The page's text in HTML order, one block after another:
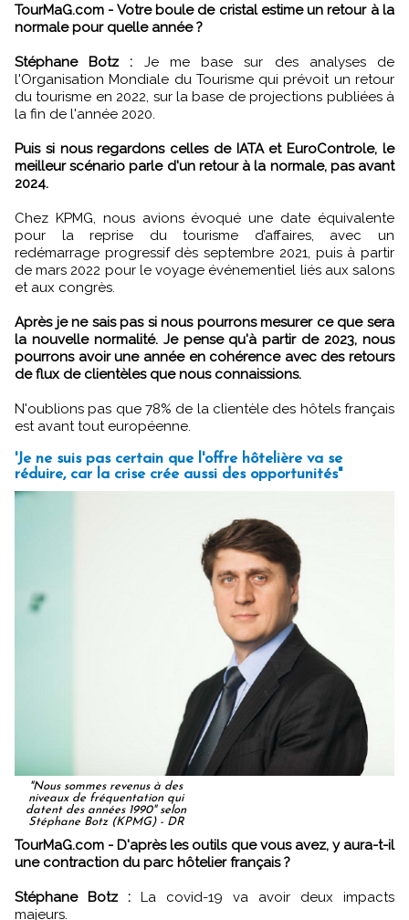
TourMaG.com - Votre boule de cristal estime un retour à la
normale pour quelle année ?
Stéphane Botz : Je me base sur des analyses de
l'Organisation Mondiale du Tourisme qui prévoit un retour
du tourisme en 2022, sur la base de projections publiées à
la fin de l'année 2020.
Puis si nous regardons celles de IATA et EuroControle, le
meilleur scénario parle d'un retour à la normale, pas avant
2024.
Chez KPMG, nous avions évoqué une date équivalente
pour la reprise du tourisme d’affaires, avec un
redémarrage progressif dès septembre 2021, puis à partir
de mars 2022 pour le voyage événementiel liés aux salons
et aux congrès.
Après je ne sais pas si nous pourrons mesurer ce que sera
la nouvelle normalité. Je pense qu'à partir de 2023, nous
pourrons avoir une année en cohérence avec des retours
de flux de clientèles que nous connaissions.
N'oublions pas que 78% de la clientèle des hôtels français
est avant tout européenne.
'Je ne suis pas certain que l'offre hôtelière va se
réduire, car la crise crée aussi des opportunités"
"Nous sommes revenus à des
niveaux de fréquentation qui
datent des années 1990" selon
Stéphane Botz (KPMG) - DR
TourMaG.com - D'après les outils que vous avez, y aura-t-il
une contraction du parc hôtelier français ?
Stéphane Botz : La covid-19 va avoir deux impacts
majeurs.